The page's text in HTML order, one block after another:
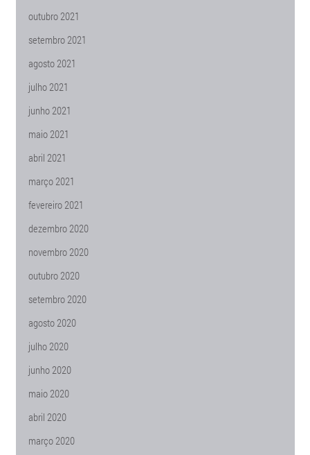
outubro 2021
setembro 2021
agosto 2021
julho 2021
junho 2021
maio 2021
abril 2021
março 2021
fevereiro 2021
dezembro 2020
novembro 2020
outubro 2020
setembro 2020
agosto 2020
julho 2020
junho 2020
maio 2020
abril 2020
março 2020